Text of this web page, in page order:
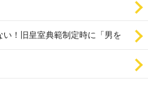
い！旧皇室典範制定時に「男を